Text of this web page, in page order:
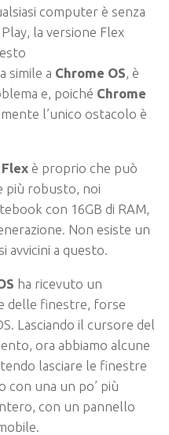
computer è senza
la versione Flex
simile a Chrome OS, è
e, poiché Chrome
l’unico ostacolo è
Flex è proprio che può
più robusto, noi
con 16GB di RAM,
Non esiste un
avvicini a questo.
ha ricevuto un
delle finestre, forse
Lasciando il cursore del
ora abbiamo alcune
lasciare le finestre
con una un po’ più
con un pannello